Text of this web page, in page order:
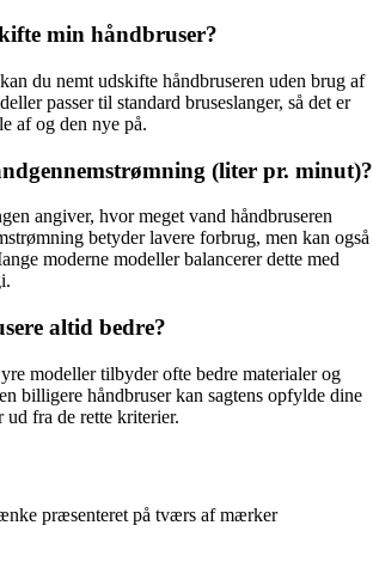
min håndbruser?
du nemt udskifte håndbruseren uden brug af
passer til standard bruseslanger, så det er
af og den nye på.
(liter pr. minut)?
angiver, hvor meget vand håndbruseren
betyder lavere forbrug, men kan også
moderne modeller balancerer dette med
altid bedre?
modeller tilbyder ofte bedre materialer og
billigere håndbruser kan sagtens opfylde dine
fra de rette kriterier.
præsenteret på tværs af mærker